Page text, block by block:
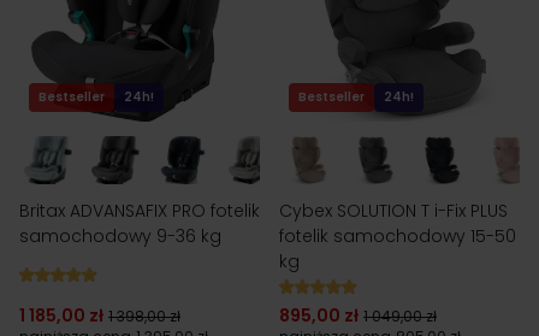
Bestseller 24h!
Britax ADVANSAFIX PRO fotelik
samochodowy 9-36 kg
1 185,00 zł 1 398,00 zł
Bestseller 24h!
Cybex SOLUTION T i-Fix PLUS
fotelik samochodowy 15-50
kg
895,00 zł 1 049,00 zł